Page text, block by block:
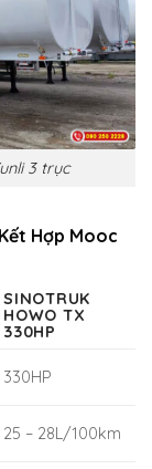
3 trục
Hợp Mooc
SINOTRUK
HOWO TX
330HP
330HP
25 – 28L/100km